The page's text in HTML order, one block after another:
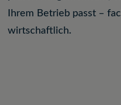
Ihrem Betrieb passt –
wirtschaftlich.